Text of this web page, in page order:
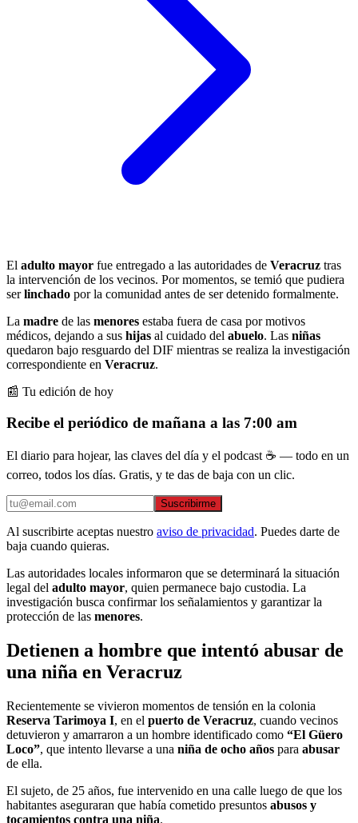
El adulto mayor fue entregado a las autoridades de Veracruz tras
la intervención de los vecinos. Por momentos, se temió que pudiera
serlinchado por la comunidad antes de ser detenido formalmente.
La madre de las menores estaba fuera de casa por motivos
médicos, dejando a sus hijas al cuidado del abuelo. Las niñas
quedaron bajo resguardo del DIF mientras se realiza la investigación
correspondiente en Veracruz.
📰 Tu edición de hoy
Recibe el periódico de mañana a las 7:00 am
El diario para hojear, las claves del día y el podcast ☕ — todo en un
correo, todos los días. Gratis, y te das de baja con un clic.
Suscribirme
Al suscribirte aceptas nuestro aviso de privacidad. Puedes darte de
baja cuando quieras.
Las autoridades locales informaron que se determinará la situación
legal del adulto mayor, quien permanece bajo custodia. La
investigación busca confirmar los señalamientos y garantizar la
protección de las menores.
Detienen a hombre que intentó abusar de
una niña en Veracruz
Recientemente se vivieron momentos de tensión en la colonia
Reserva Tarimoya I, en el puerto de Veracruz, cuando vecinos
detuvieron y amarraron a un hombre identificado como “El Güero
Loco”, que intento llevarse a una niña de ocho años para abusar
de ella.
El sujeto, de 25 años, fue intervenido en una calle luego de que los
habitantes aseguraran que había cometido presuntos abusos y
tocamientos contra una niña.